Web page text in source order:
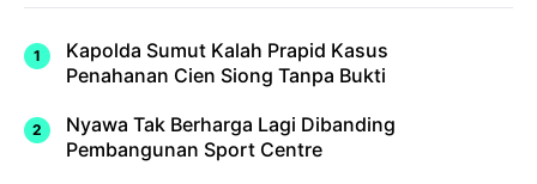
Kapolda Sumut Kalah Prapid Kasus
Penahanan Cien Siong Tanpa Bukti
Nyawa Tak Berharga Lagi Dibanding
Pembangunan Sport Centre